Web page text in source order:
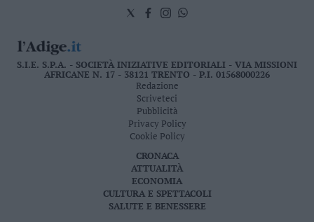
S.I.E. S.P.A. - SOCIETÀ INIZIATIVE EDITORIALI - VIA MISSIONI
AFRICANE N. 17 - 38121 TRENTO - P.I. 01568000226
Redazione
Scriveteci
Pubblicità
Privacy Policy
Cookie Policy
CRONACA
ATTUALITÀ
ECONOMIA
CULTURA E SPETTACOLI
SALUTE E BENESSERE